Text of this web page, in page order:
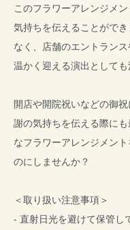
このフラワーアレンジメ
気持ちを伝えることがで
なく、店舗のエントラン
温かく迎える演出としても
開店や開院祝いなどの御
謝の気持ちを伝える際に
なフラワーアレンジメン
のにしませんか？
＜取り扱い注意事項＞
- 直射日光を避けて保管し